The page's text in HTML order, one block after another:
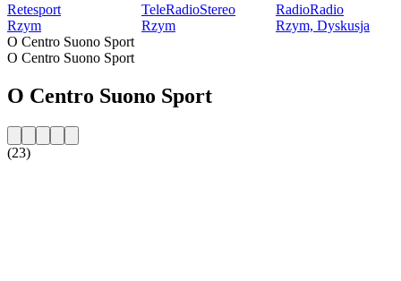
Retesport
Rzym
TeleRadioStereo
Rzym
RadioRadio
Rzym, Dyskusja
O Centro Suono Sport
O Centro Suono Sport
O Centro Suono Sport
(23)